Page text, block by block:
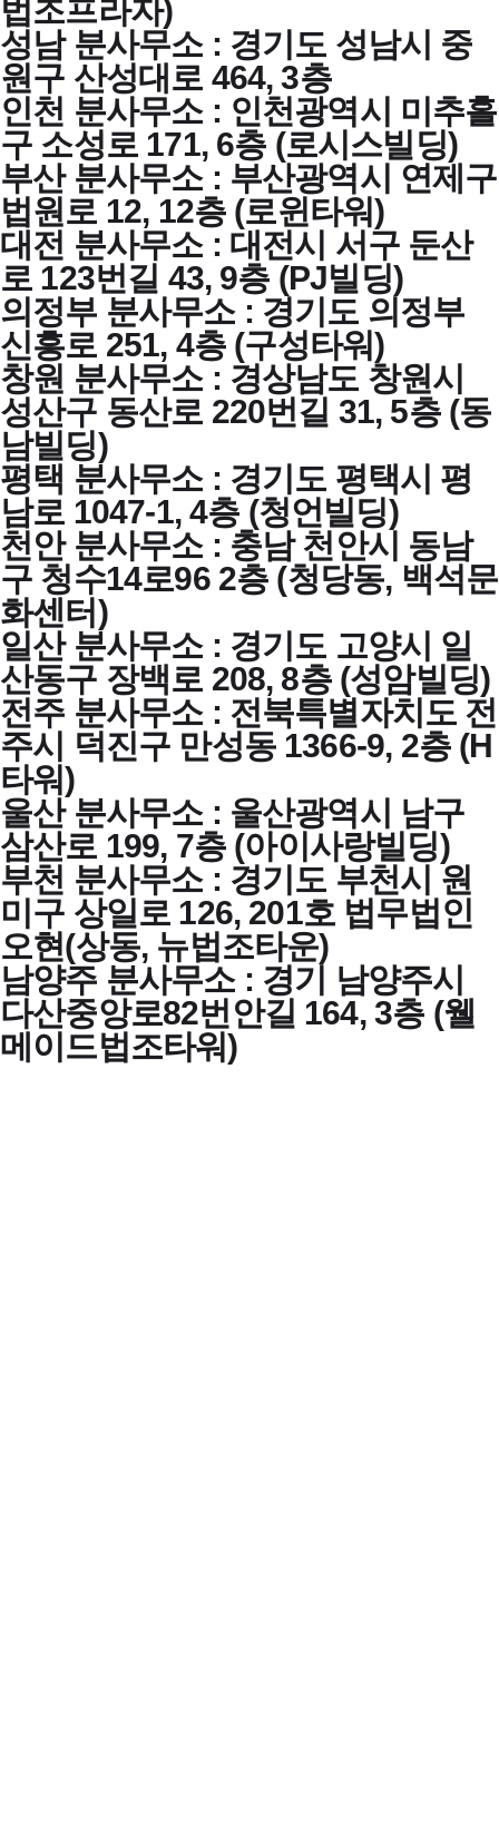
법조프라자)
성남 분사무소 : 경기도 성남시 중
원구 산성대로 464, 3층
인천 분사무소 : 인천광역시 미추홀
구 소성로 171, 6층 (로시스빌딩)
부산 분사무소 : 부산광역시 연제구
법원로 12, 12층 (로윈타워)
대전 분사무소 : 대전시 서구 둔산
로 123번길 43, 9층 (PJ빌딩)
의정부 분사무소 : 경기도 의정부
신흥로 251, 4층 (구성타워)
창원 분사무소 : 경상남도 창원시
성산구 동산로 220번길 31, 5층 (동
남빌딩)
평택 분사무소 : 경기도 평택시 평
남로 1047-1, 4층 (청언빌딩)
천안 분사무소 : 충남 천안시 동남
구 청수14로96 2층 (청당동, 백석문
화센터)
일산 분사무소 : 경기도 고양시 일
산동구 장백로 208, 8층 (성암빌딩)
전주 분사무소 : 전북특별자치도 전
주시 덕진구 만성동 1366-9, 2층 (H
타워)
울산 분사무소 : 울산광역시 남구
삼산로 199, 7층 (아이사랑빌딩)
부천 분사무소 : 경기도 부천시 원
미구 상일로 126, 201호 법무법인
오현(상동, 뉴법조타운)
남양주 분사무소 : 경기 남양주시
다산중앙로82번안길 164, 3층 (웰
메이드법조타워)